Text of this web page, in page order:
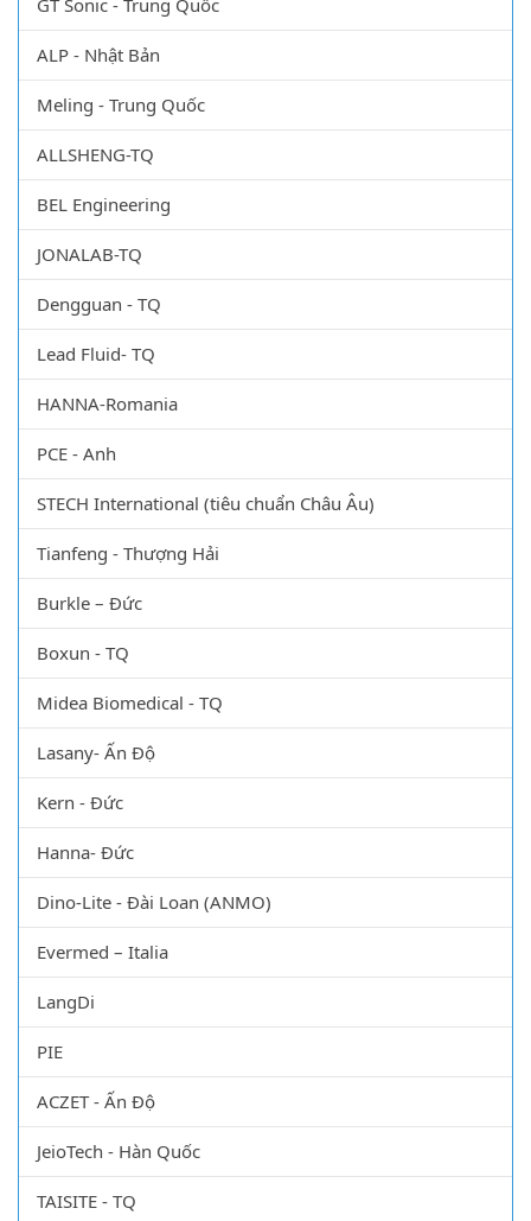
GT Sonic - Trung Quốc
ALP - Nhật Bản
Meling - Trung Quốc
ALLSHENG-TQ
BEL Engineering
JONALAB-TQ
Dengguan - TQ
Lead Fluid- TQ
HANNA-Romania
PCE - Anh
STECH International (tiêu chuẩn Châu Âu)
Tianfeng - Thượng Hải
Burkle – Đức
Boxun - TQ
Midea Biomedical - TQ
Lasany- Ấn Độ
Kern - Đức
Hanna- Đức
Dino-Lite - Đài Loan (ANMO)
Evermed – Italia
LangDi
PIE
ACZET - Ấn Độ
JeioTech - Hàn Quốc
TAISITE - TQ